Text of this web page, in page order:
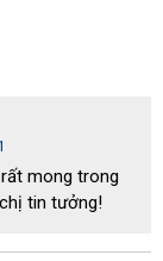
mong trong
tin tưởng!